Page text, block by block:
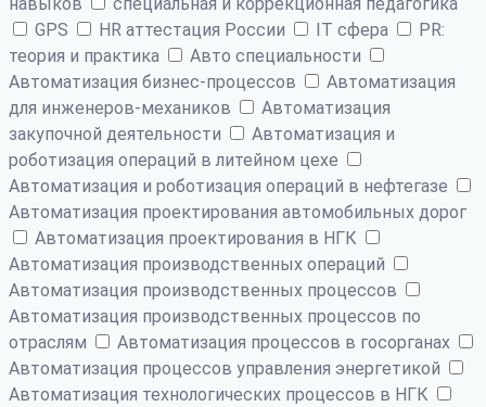
GPS
HR аттестация России IT сфера
PR:
теория и практика
Авто специальности
Автоматизация бизнес-процессов
Автоматизация
для инженеров-механиков
Автоматизация
закупочной деятельности
Автоматизация и
роботизация операций в литейном цехе
Автоматизация и роботизация операций в нефтегазе
Автоматизация проектирования автомобильных дорог
Автоматизация проектирования в НГК
Автоматизация производственных операций
Автоматизация производственных процессов
Автоматизация производственных процессов по
отраслям
Автоматизация процессов в госорганах
Автоматизация процессов управления энергетикой
Автоматизация технологических процессов в НГК